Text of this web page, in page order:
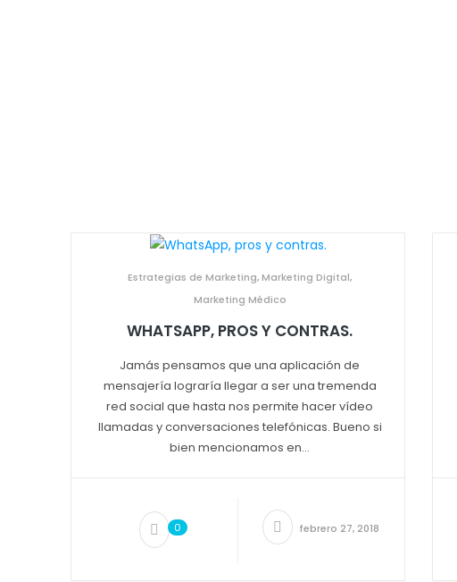
Estrategias de Marketing, Marketing Digital,
Marketing Médico
WHATSAPP, PROS Y CONTRAS.
Jamás pensamos que una aplicación de
mensajería lograría llegar a ser una tremenda
red social que hasta nos permite hacer vídeo
llamadas y conversaciones telefónicas. Bueno si
bien mencionamos en...
0 febrero 27, 2018